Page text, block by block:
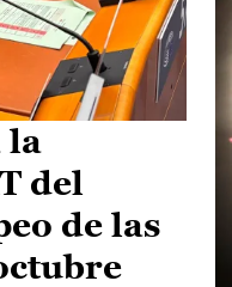
la
del
de las